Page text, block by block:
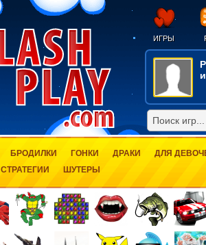
ИГРЫ
БРОДИЛКИ ГОНКИ ДРАКИ ДЛЯ
СТРАТЕГИИ ШУТЕРЫ